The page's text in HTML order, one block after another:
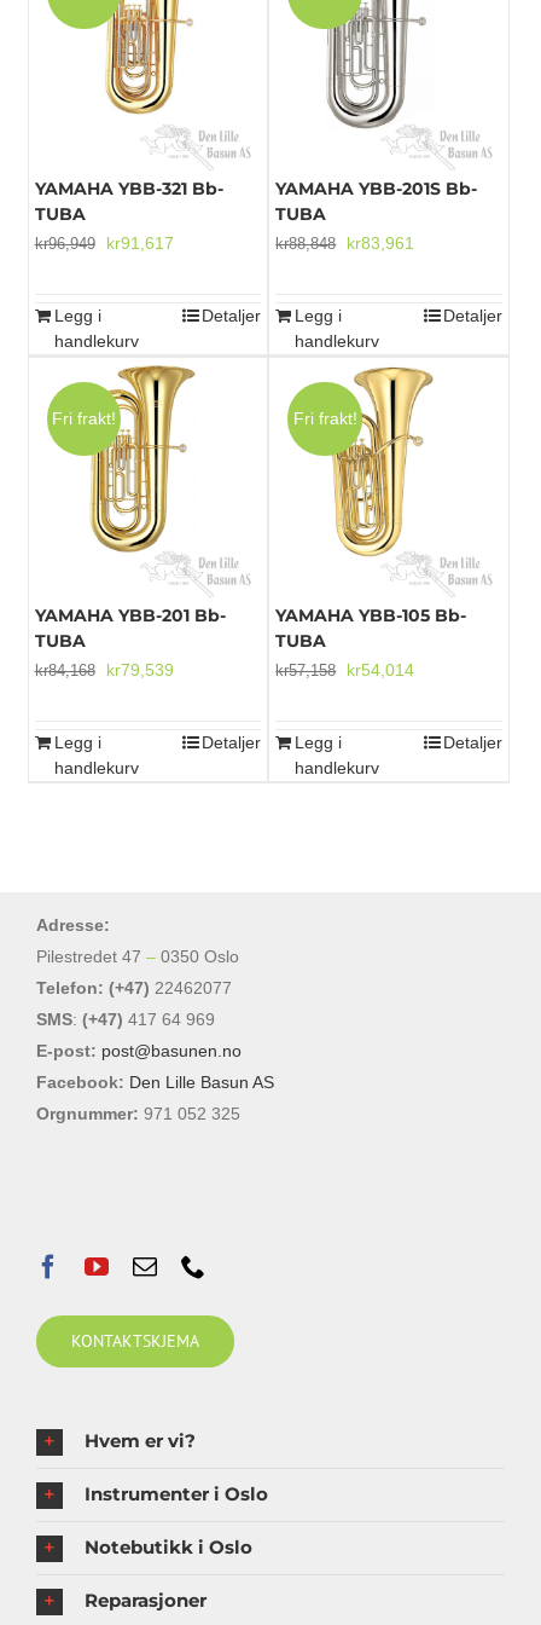
YAMAHA YBB-321 Bb-
TUBA
kr96,949
Opprinnelig
kr96,949.
kr91,617Nåværende
er:
Legg i
handlekurv
Detaljer
YAMAHA YBB-201S Bb-
TUBA
kr88,848
Opprinnelig
kr88,848.
kr83,961
er:
Legg i
handlekurv
Detaljer
Fri frakt!
YAMAHA YBB-201 Bb-
TUBA
kr84,168
Opprinnelig
kr84,168.
kr79,539Nåværende
er:
Legg i
handlekurv
Detaljer
Fri frakt!
YAMAHA YBB-105 Bb-
TUBA
kr57,158
Opprinnelig
kr57,158.
kr54,014Nåværende
er:
Legg i
handlekurv
Detaljer
Adresse:
Pilestredet 47 – 0350 Oslo
Telefon: (+47) 22462077
SMS: (+47) 417 64 969
E-post: post@basunen.no
Facebook: Den Lille Basun AS
Orgnummer: 971 052 325
KONTAKTSKJEMA
Hvem er vi?
Instrumenter i Oslo
Notebutikk i Oslo
Reparasjoner